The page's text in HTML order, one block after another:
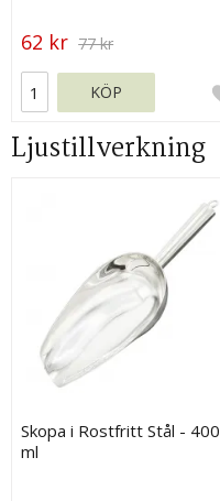
62 kr 77 kr
KÖP
Ljustillverkning
Skopa i Rostfritt Stål - 400
ml